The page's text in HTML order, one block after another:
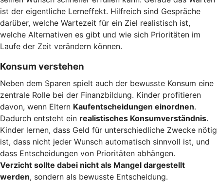
ist der eigentliche Lerneffekt. Hilfreich sind Gespräche
darüber, welche Wartezeit für ein Ziel realistisch ist,
welche Alternativen es gibt und wie sich Prioritäten im
Laufe der Zeit verändern können.
Konsum verstehen
Neben dem Sparen spielt auch der bewusste Konsum eine
zentrale Rolle bei der Finanzbildung. Kinder profitieren
davon, wenn Eltern Kaufentscheidungen einordnen.
Dadurch entsteht ein realistisches Konsumverständnis.
Kinder lernen, dass Geld für unterschiedliche Zwecke nötig
ist, dass nicht jeder Wunsch automatisch sinnvoll ist, und
dass Entscheidungen von Prioritäten abhängen.
Verzicht sollte dabei nicht als Mangel dargestellt
werden, sondern als bewusste Entscheidung.